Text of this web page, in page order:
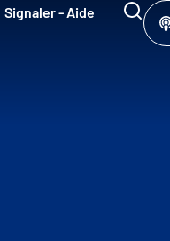
Signaler - Aide